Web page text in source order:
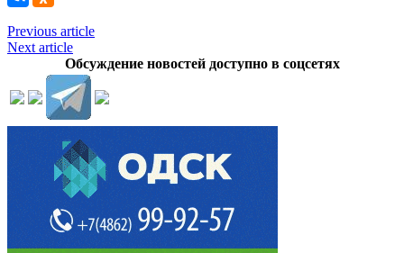
Previous article
Next article
Обсуждение новостей доступно в соцсетях